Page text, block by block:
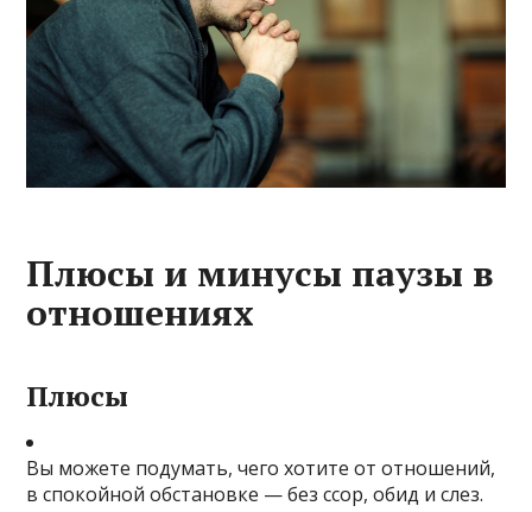
Плюсы и минусы паузы в
отношениях
Плюсы
Вы можете подумать, чего хотите от отношений,
в спокойной обстановке — без ссор, обид и слез.